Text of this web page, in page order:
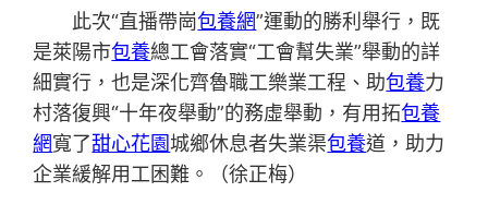
此次“直播帶崗包養網”運動的勝利舉行，既
是萊陽市包養總工會落實“工會幫失業”舉動的詳
細實行，也是深化齊魯職工樂業工程、助包養力
村落復興“十年夜舉動”的務虛舉動，有用拓包養
網寬了甜心花園城鄉休息者失業渠包養道，助力
企業緩解用工困難。（徐正梅）